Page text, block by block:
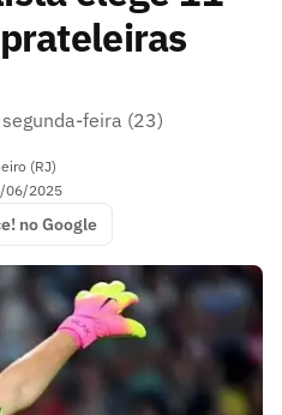
feira (23)
(RJ)
06/2025
no Google